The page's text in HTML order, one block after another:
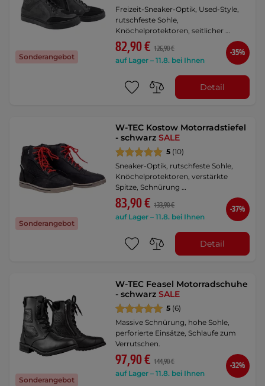
Sonderangebot
Freizeit-Sneaker-Optik, Used-Style,
rutschfeste Sohle,
Knöchelprotektoren, seitlicher …
82,90 € 126,90 €
auf Lager – 11.8. bei Ihnen
-35%
Detail
Sonderangebot
W-TEC Kostow Motorradstiefel
- schwarzSALE
5 (10)
Sneaker-Optik, rutschfeste Sohle,
Knöchelprotektoren, verstärkte
Spitze, Schnürung …
83,90 € 133,90 €
auf Lager – 11.8. bei Ihnen
-37%
Detail
Sonderangebot
W-TEC Feasel Motorradschuhe
- schwarzSALE
5 (6)
Massive Schnürung, hohe Sohle,
perforierte Einsätze, Schlaufe zum
Verrutschen.
97,90 € 144,90 €
auf Lager – 11.8. bei Ihnen
-32%